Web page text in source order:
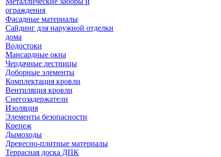
ограждения
Фасадные материалы
Сайдинг для наружной отделки
дома
Водостоки
Мансардные окна
Чердачные лестницы
Доборные элементы
Комплектация кровли
Вентиляция кровли
Снегозадержатели
Изоляция
Элементы безопасности
Крепеж
Дымоходы
Древесно-плитные материалы
Террасная доска ДПК